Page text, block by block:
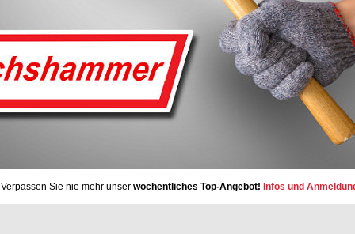
Verpassen Sie nie mehr unser wöchentliches Top-Angebot! Infos und